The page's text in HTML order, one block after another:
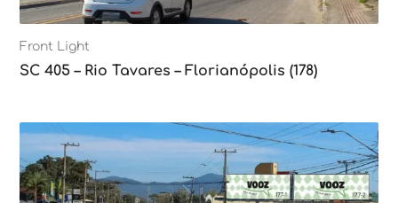
Front Light
SC 405 – Rio Tavares – Florianópolis (178)